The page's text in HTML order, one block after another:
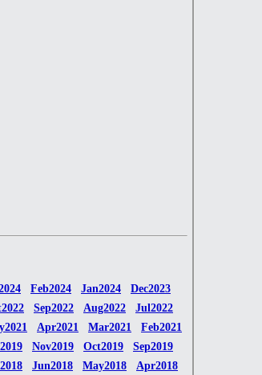
Feb2024 Jan2024
Dec2023
Sep2022 Aug2022
Jul2022
Apr2021 Mar2021
Feb2021
Nov2019 Oct2019
Sep2019
Jun2018 May2018 Apr2018